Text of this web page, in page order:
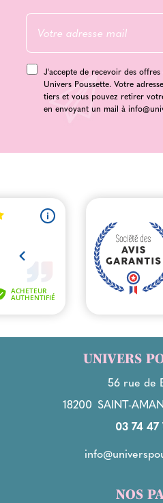
J'accepte de recevoir des
Univers Poussette. Votre
tiers et vous pouvez retirer
en envoyant un mail à
UNIVERS
56 rue de
18200 SAINT-
03 74 47
NOS